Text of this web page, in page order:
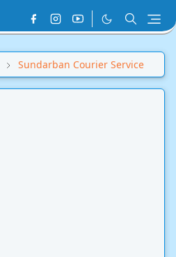
Sundarban Courier Service